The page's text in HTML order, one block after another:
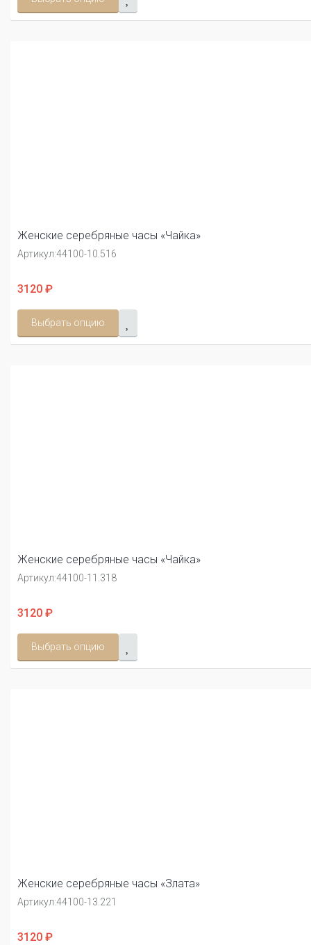
Женские серебряные часы «Чайка»
Артикул:44100-10.516
3120 ₽
Выбрать опцию
Женские серебряные часы «Чайка»
Артикул:44100-11.318
3120 ₽
Выбрать опцию
Женские серебряные часы «Злата»
Артикул:44100-13.221
3120 ₽